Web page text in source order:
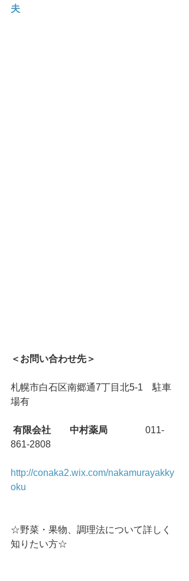
夫
＜お問い合わせ先＞
札幌市白石区南郷通7丁目北5-1　駐車
場有
有限会社　　中村薬局 011-
861-2808
http://conaka2.wix.com/nakamurayakky
oku
☆野菜・果物、調理法について詳しく
知りたい方☆